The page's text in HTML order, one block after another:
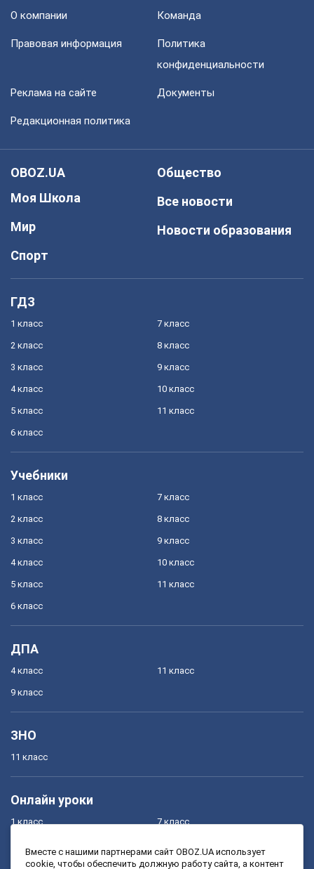
О компании Команда
Правовая информация
Политика
конфиденциальности
Реклама на сайте Документы
Редакционная политика
OBOZ.UA
Моя Школа
Мир
Спорт
Общество
Все новости
Новости образования
ГДЗ
1 класс
2 класс
3 класс
4 класс
5 класс
6 класс
7 класс
8 класс
9 класс
10 класс
11 класс
Учебники
1 класс
2 класс
3 класс
4 класс
5 класс
6 класс
7 класс
8 класс
9 класс
10 класс
11 класс
ДПА
4 класс
9 класс
11 класс
ЗНО
11 класс
Онлайн уроки
1 класс
3 класс
7 класс
9 класс
Вместе с нашими партнерами сайт OBOZ.UA использует
cookie, чтобы обеспечить должную работу сайта, а контент